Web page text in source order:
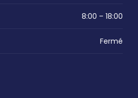
8:00 – 18:00
Fermé